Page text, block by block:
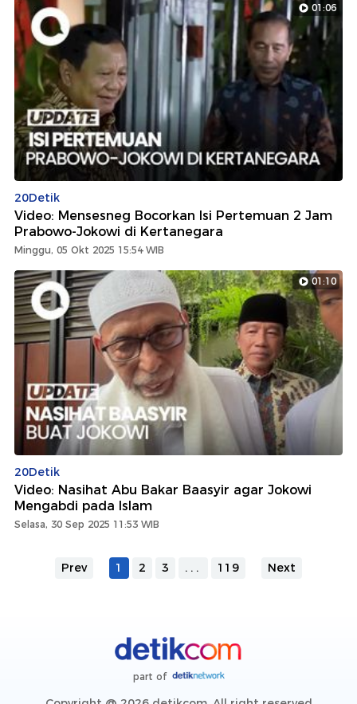
01:06
20Detik
Video: Mensesneg Bocorkan Isi Pertemuan 2 Jam
Prabowo-Jokowi di Kertanegara
Minggu, 05 Okt 2025 15:54 WIB
01:10
20Detik
Video: Nasihat Abu Bakar Baasyir agar Jokowi
Mengabdi pada Islam
Selasa, 30 Sep 2025 11:53 WIB
Prev 1 2 3 ... 119 Next
part of